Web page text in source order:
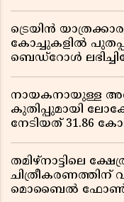
ട്രെയിൻ
കോച്ചുകളിൽ
ബെഡ്റോൾ
നായകനായുള്ള
കുതിപ്പുമായി
നേടിയത് 31.86
തമിഴ്‌നാട്ടിലെ
ചിത്രീകരണത്തിന്
മൊബൈൽ ഫോൺ